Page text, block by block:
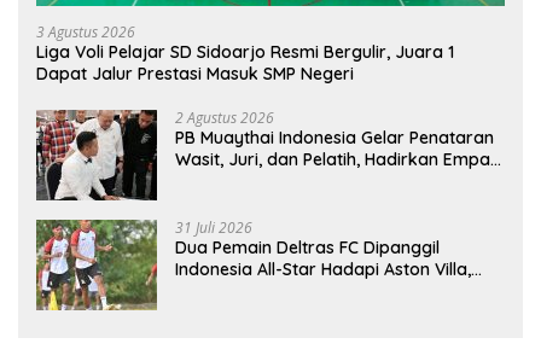
3 Agustus 2026
Liga Voli Pelajar SD Sidoarjo Resmi Bergulir, Juara 1
Dapat Jalur Prestasi Masuk SMP Negeri
2 Agustus 2026
PB Muaythai Indonesia Gelar Penataran
Wasit, Juri, dan Pelatih, Hadirkan Empat
31 Juli 2026
Dua Pemain Deltras FC Dipanggil
Indonesia All-Star Hadapi Aston Villa,